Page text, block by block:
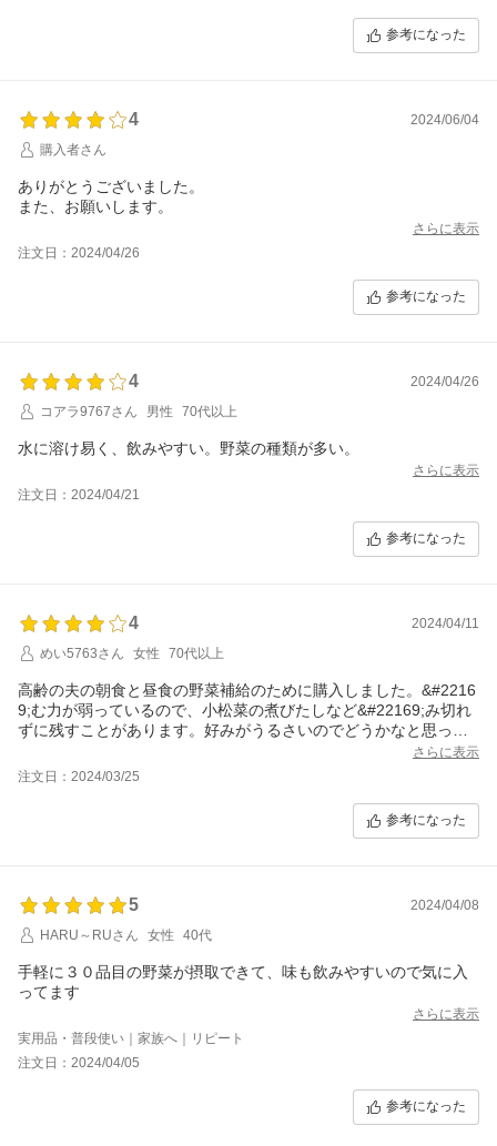
参考になった
4
2024/06/04
購入者さん
ありがとうございました。
また、お願いします。
さらに表示
注文日：2024/04/26
参考になった
4
2024/04/26
コアラ9767さん
男性 70代以上
水に溶け易く、飲みやすい。野菜の種類が多い。
さらに表示
注文日：2024/04/21
参考になった
4
2024/04/11
めい5763さん
女性 70代以上
高齢の夫の朝食と昼食の野菜補給のために購入しました。&#2216
9;む力が弱っているので、小松菜の煮びたしなど&#22169;み切れ
ずに残すことがあります。好みがうるさいのでどうかなと思って
いましたが、どうやら飲んでくれています。プレゼントの讃岐う
どんは家族に好評でした。
さらに表示
注文日：2024/03/25
参考になった
5
2024/04/08
HARU～RUさん
女性 40代
手軽に３０品目の野菜が摂取できて、味も飲みやすいので気に入
ってます
さらに表示
実用品・普段使い｜家族へ｜リピート
注文日：2024/04/05
参考になった